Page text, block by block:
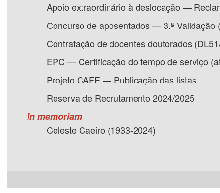
Apoio extraordinário à deslocação —
Concurso de aposentados — 3.ª Validação
Contratação de docentes doutorados
EPC — Certificação do tempo de serviço
Projeto CAFE — Publicação das listas
Reserva de Recrutamento 2024/2025
In memoriam
Celeste Caeiro (1933-2024)